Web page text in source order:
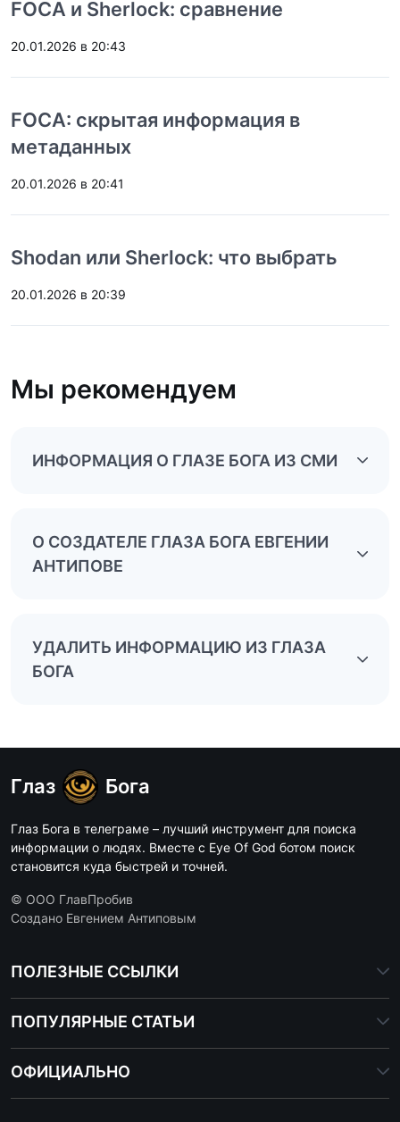
FOCA и Sherlock: сравнение
20.01.2026 в 20:43
FOCA: скрытая информация в
метаданных
20.01.2026 в 20:41
Shodan или Sherlock: что выбрать
20.01.2026 в 20:39
Мы рекомендуем
ИНФОРМАЦИЯ О ГЛАЗЕ БОГА ИЗ СМИ
О СОЗДАТЕЛЕ ГЛАЗА БОГА ЕВГЕНИИ
АНТИПОВЕ
УДАЛИТЬ ИНФОРМАЦИЮ ИЗ ГЛАЗА
БОГА
Глаз Бога
Глаз Бога в телеграме – лучший инструмент для поиска
информации о людях. Вместе с Eye Of God ботом поиск
становится куда быстрей и точней.
© ООО ГлавПробив
Создано Евгением Антиповым
ПОЛЕЗНЫЕ ССЫЛКИ
ПОПУЛЯРНЫЕ СТАТЬИ
ОФИЦИАЛЬНО